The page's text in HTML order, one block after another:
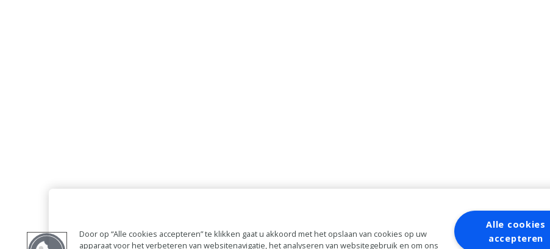
Door op “Alle cookies accepteren” te klikken gaat u akkoord met het opslaan van cookies op uw
apparaat voor het verbeteren van websitenavigatie, het analyseren van websitegebruik en om ons
Alle cookies
accepteren